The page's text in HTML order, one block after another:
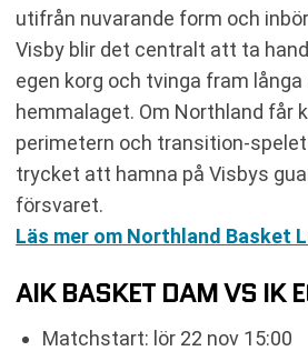
utifrån nuvarande form och
Visby blir det centralt att ta
egen korg och tvinga fram
hemmalaget. Om Northland får
perimetern och transition-
trycket att hamna på Visbys
försvaret.
Läs mer om Northland Basket
AIK BASKET DAM VS IK
Matchstart: lör 22 nov 15:00